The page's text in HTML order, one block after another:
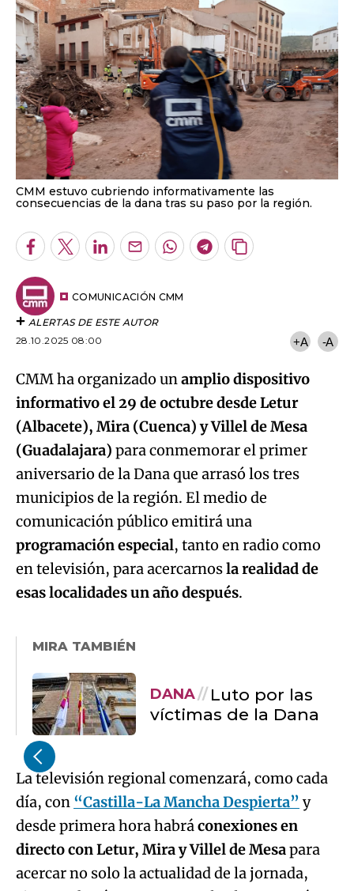
CMM estuvo cubriendo informativamente las
consecuencias de la dana tras su paso por la región.
Facebook
TwitterLinkedInEnviarWhatsapp
Telegram
Copiar
COMUNICACIÓN CMM
ALERTAS DE ESTE AUTOR
28.10.2025 08:00
+A -A
CMM ha organizado unamplio dispositivo
informativo el 29 de octubre desde Letur
(Albacete), Mira (Cuenca) y Villel de Mesa
(Guadalajara) para conmemorar el primer
aniversario de la Dana que arrasó los tres
municipios de la región. El medio de
comunicación público emitirá una
programación especial, tanto en radio como
en televisión, para acercarnosla realidad de
esas localidades un año después.
MIRA TAMBIÉN
DANA
Luto por las
víctimas de la Dana
La televisión regional comenzará, como cada
día, con “Castilla-La Mancha Despierta” y
desde primera hora habráconexiones en
directo con Letur, Mira y Villel de Mesapara
acercar no solo la actualidad de la jornada,